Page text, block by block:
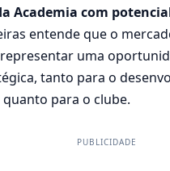
Academia com
entende que o
uma
tanto para o
para o clube.
PUBLICIDADE